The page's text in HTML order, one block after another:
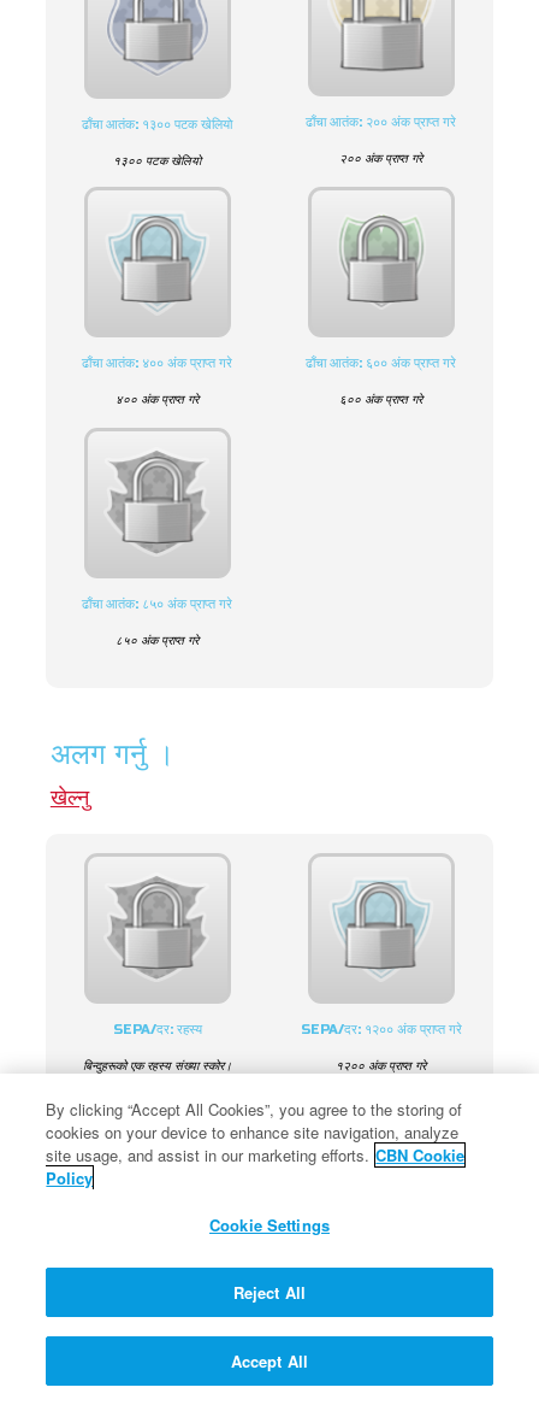
ढाँचा आतंक: १३०० पटक खेलियो
१३०० पटक खेलियो
ढाँचा आतंक: २०० अंक प्राप्त गरे
२०० अंक प्राप्त गरे
ढाँचा आतंक: ४०० अंक प्राप्त गरे
४०० अंक प्राप्त गरे
ढाँचा आतंक: ६०० अंक प्राप्त गरे
६०० अंक प्राप्त गरे
ढाँचा आतंक: ८५० अंक प्राप्त गरे
८५० अंक प्राप्त गरे
अलग गर्नु ।
खेल्नु
SEPA/दर: रहस्य
बिन्दुहरूको एक रहस्य संख्या स्कोर।
SEPA/दर: १२०० अंक प्राप्त गरे
१२०० अंक प्राप्त गरे
SEPA/दर: २७०० अंक प्राप्त गरे SEPA/दर: ३४०० अंक प्राप्त गरे
By clicking “Accept All Cookies”, you agree to the storing of
cookies on your device to enhance site navigation, analyze
site usage, and assist in our marketing efforts. CBN Cookie
Policy
Cookie Settings
Reject All
Accept All